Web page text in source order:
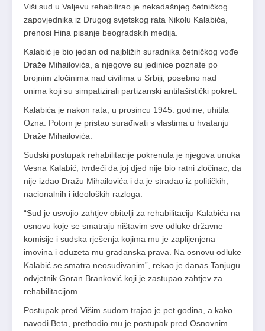
Viši sud u Valjevu rehabilirao je nekadašnjeg četničkog
zapovjednika iz Drugog svjetskog rata Nikolu Kalabića,
prenosi Hina pisanje beogradskih medija.
Kalabić je bio jedan od najbližih suradnika četničkog vođe
Draže Mihailovića, a njegove su jedinice poznate po
brojnim zločinima nad civilima u Srbiji, posebno nad
onima koji su simpatizirali partizanski antifašistički pokret.
Kalabića je nakon rata, u prosincu 1945. godine, uhitila
Ozna. Potom je pristao surađivati s vlastima u hvatanju
Draže Mihailovića.
Sudski postupak rehabilitacije pokrenula je njegova unuka
Vesna Kalabić, tvrdeći da joj djed nije bio ratni zločinac, da
nije izdao Dražu Mihailovića i da je stradao iz političkih,
nacionalnih i ideoloških razloga.
“Sud je usvojio zahtjev obitelji za rehabilitaciju Kalabića na
osnovu koje se smatraju ništavim sve odluke državne
komisije i sudska rješenja kojima mu je zaplijenjena
imovina i oduzeta mu građanska prava. Na osnovu odluke
Kalabić se smatra neosuđivanim”, rekao je danas Tanjugu
odvjetnik Goran Branković koji je zastupao zahtjev za
rehabilitacijom.
Postupak pred Višim sudom trajao je pet godina, a kako
navodi Beta, prethodio mu je postupak pred Osnovnim